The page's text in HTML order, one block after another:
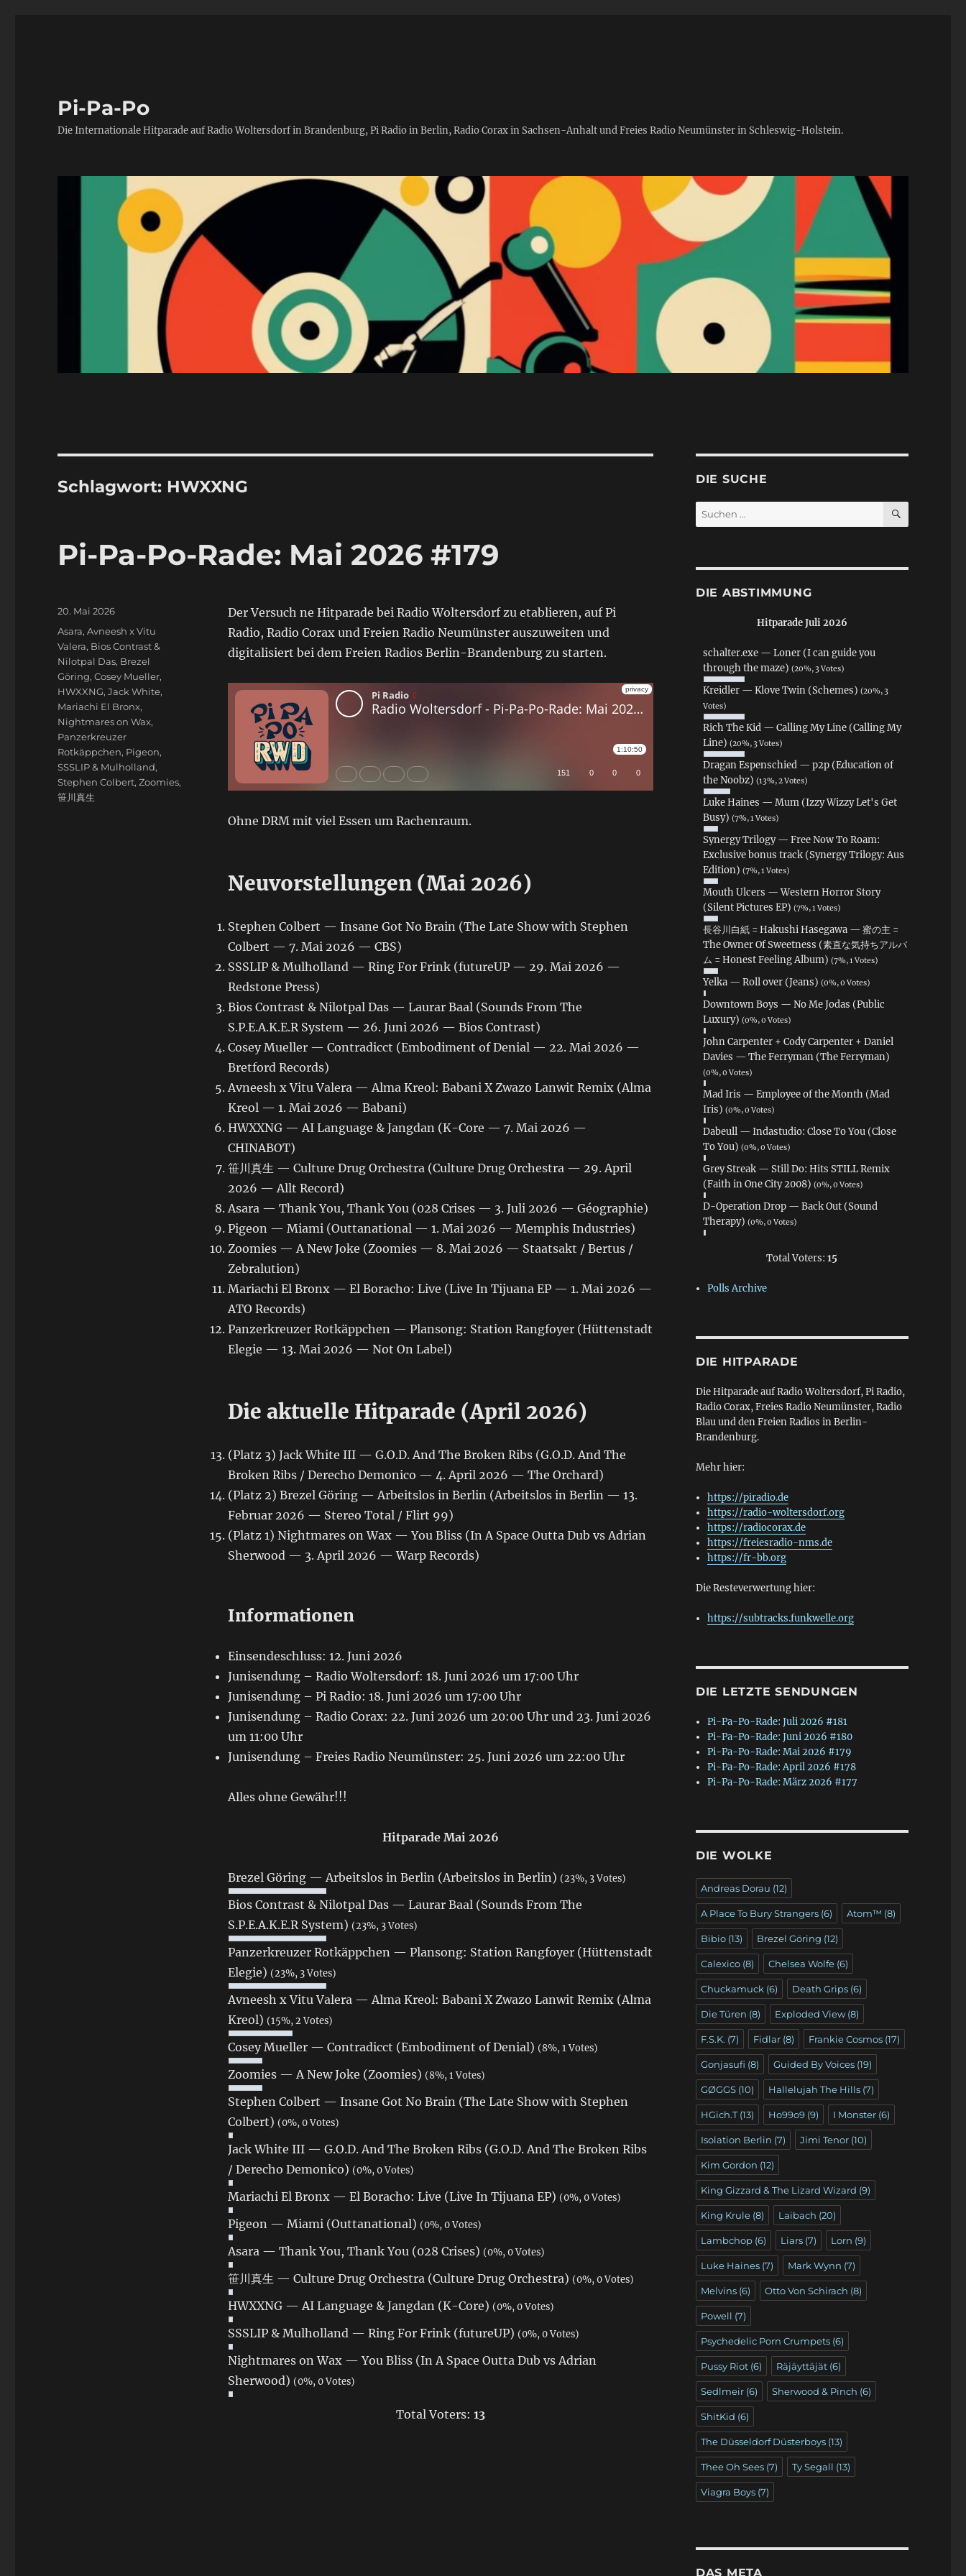
Pi-Pa-Po
Die Internationale Hitparade auf Radio Woltersdorf in Brandenburg, Pi Radio in Berlin, Radio Corax in Sachsen-Anhalt und Freies Radio Neumünster in Schleswig-Holstein.
Schlagwort: HWXXNG
Pi-Pa-Po-Rade: Mai 2026 #179
Der Versuch ne Hitparade bei Radio Woltersdorf zu etablieren, auf Pi
Radio, Radio Corax und Freien Radio Neumünster auszuweiten und
digitalisiert bei dem Freien Radios Berlin-Brandenburg zu starten.
Ohne DRM mit viel Essen um Rachenraum.
Neuvorstellungen (Mai 2026)
Stephen Colbert — Insane Got No Brain (The Late Show with Stephen
Colbert — 7. Mai 2026 — CBS)
SSSLIP & Mulholland — Ring For Frink (futureUP — 29. Mai 2026 —
Redstone Press)
Bios Contrast & Nilotpal Das — Laurar Baal (Sounds From The
S.P.E.A.K.E.R System — 26. Juni 2026 — Bios Contrast)
Cosey Mueller — Contradicct (Embodiment of Denial — 22. Mai 2026 —
Bretford Records)
Avneesh x Vitu Valera — Alma Kreol: Babani X Zwazo Lanwit Remix (Alma
Kreol — 1. Mai 2026 — Babani)
HWXXNG — AI Language & Jangdan (K-Core — 7. Mai 2026 —
CHINABOT)
笹川真生 — Culture Drug Orchestra (Culture Drug Orchestra — 29. April
2026 — Allt Record)
Asara — Thank You, Thank You (028 Crises — 3. Juli 2026 — Géographie)
Pigeon — Miami (Outtanational — 1. Mai 2026 — Memphis Industries)
Zoomies — A New Joke (Zoomies — 8. Mai 2026 — Staatsakt / Bertus /
Zebralution)
Mariachi El Bronx — El Boracho: Live (Live In Tijuana EP — 1. Mai 2026 —
ATO Records)
Panzerkreuzer Rotkäppchen — Plansong: Station Rangfoyer (Hüttenstadt
Elegie — 13. Mai 2026 — Not On Label)
Die aktuelle Hitparade (April 2026)
(Platz 3) Jack White III — G.O.D. And The Broken Ribs (G.O.D. And The
Broken Ribs / Derecho Demonico — 4. April 2026 — The Orchard)
(Platz 2) Brezel Göring — Arbeitslos in Berlin (Arbeitslos in Berlin — 13.
Februar 2026 — Stereo Total / Flirt 99)
(Platz 1) Nightmares on Wax — You Bliss (In A Space Outta Dub vs Adrian
Sherwood — 3. April 2026 — Warp Records)
Informationen
Einsendeschluss: 12. Juni 2026
Junisendung – Radio Woltersdorf: 18. Juni 2026 um 17:00 Uhr
Junisendung – Pi Radio: 18. Juni 2026 um 17:00 Uhr
Junisendung – Radio Corax: 22. Juni 2026 um 20:00 Uhr und 23. Juni 2026
um 11:00 Uhr
Junisendung – Freies Radio Neumünster: 25. Juni 2026 um 22:00 Uhr
Alles ohne Gewähr!!!
Hitparade Mai 2026
Brezel Göring — Arbeitslos in Berlin (Arbeitslos in Berlin) (23%, 3 Votes)
Bios Contrast & Nilotpal Das — Laurar Baal (Sounds From The
S.P.E.A.K.E.R System) (23%, 3 Votes)
Panzerkreuzer Rotkäppchen — Plansong: Station Rangfoyer (Hüttenstadt
Elegie) (23%, 3 Votes)
Avneesh x Vitu Valera — Alma Kreol: Babani X Zwazo Lanwit Remix (Alma
Kreol) (15%, 2 Votes)
Cosey Mueller — Contradicct (Embodiment of Denial) (8%, 1 Votes)
Zoomies — A New Joke (Zoomies) (8%, 1 Votes)
Stephen Colbert — Insane Got No Brain (The Late Show with Stephen
Colbert) (0%, 0 Votes)
Jack White III — G.O.D. And The Broken Ribs (G.O.D. And The Broken Ribs
/ Derecho Demonico) (0%, 0 Votes)
Mariachi El Bronx — El Boracho: Live (Live In Tijuana EP) (0%, 0 Votes)
Pigeon — Miami (Outtanational) (0%, 0 Votes)
Asara — Thank You, Thank You (028 Crises) (0%, 0 Votes)
笹川真生 — Culture Drug Orchestra (Culture Drug Orchestra) (0%, 0 Votes)
HWXXNG — AI Language & Jangdan (K-Core) (0%, 0 Votes)
SSSLIP & Mulholland — Ring For Frink (futureUP) (0%, 0 Votes)
Nightmares on Wax — You Bliss (In A Space Outta Dub vs Adrian
Sherwood) (0%, 0 Votes)
Total Voters: 13
Veröffentlicht
am
20. Mai 2026
Schlagwörter
Asara,Avneesh x Vitu
Valera, Bios Contrast &
Nilotpal Das, Brezel
Göring,Cosey Mueller,
HWXXNG,Jack White,
Mariachi El Bronx,
Nightmares on Wax,
Panzerkreuzer
Rotkäppchen, Pigeon,
SSSLIP & Mulholland,
Stephen Colbert,Zoomies,
笹川真生
DIE SUCHE
Suchen
nach:
SUCHEN
DIE ABSTIMMUNG
Hitparade Juli 2026
schalter.exe — Loner (I can guide you
through the maze) (20%, 3 Votes)
Kreidler — Klove Twin (Schemes) (20%, 3
Votes)
Rich The Kid — Calling My Line (Calling My
Line) (20%, 3 Votes)
Dragan Espenschied — p2p (Education of
the Noobz) (13%, 2 Votes)
Luke Haines — Mum (Izzy Wizzy Let's Get
Busy) (7%, 1 Votes)
Synergy Trilogy — Free Now To Roam:
Exclusive bonus track (Synergy Trilogy: Aus
Edition) (7%, 1 Votes)
Mouth Ulcers — Western Horror Story
(Silent Pictures EP) (7%, 1 Votes)
長谷川白紙 = Hakushi Hasegawa — 蜜の主 =
The Owner Of Sweetness (素直な気持ちアルバ
ム = Honest Feeling Album) (7%, 1 Votes)
Yelka — Roll over (Jeans) (0%, 0 Votes)
Downtown Boys — No Me Jodas (Public
Luxury) (0%, 0 Votes)
John Carpenter + Cody Carpenter + Daniel
Davies — The Ferryman (The Ferryman)
(0%, 0 Votes)
Mad Iris — Employee of the Month (Mad
Iris) (0%, 0 Votes)
Dabeull — Indastudio: Close To You (Close
To You) (0%, 0 Votes)
Grey Streak — Still Do: Hits STILL Remix
(Faith in One City 2008) (0%, 0 Votes)
D-Operation Drop — Back Out (Sound
Therapy) (0%, 0 Votes)
Total Voters:15
Polls Archive
DIE HITPARADE
Die Hitparade auf Radio Woltersdorf, Pi Radio,
Radio Corax, Freies Radio Neumünster, Radio
Blau und den Freien Radios in Berlin-
Brandenburg.
Mehr hier:
https://piradio.de
https://radio-woltersdorf.org
https://radiocorax.de
https://freiesradio-nms.de
https://fr-bb.org
Die Resteverwertung hier:
https://subtracks.funkwelle.org
DIE LETZTE SENDUNGEN
Pi-Pa-Po-Rade: Juli 2026 #181
Pi-Pa-Po-Rade: Juni 2026 #180
Pi-Pa-Po-Rade: Mai 2026 #179
Pi-Pa-Po-Rade: April 2026 #178
Pi-Pa-Po-Rade: März 2026 #177
DIE WOLKE
Andreas Dorau (12)
A Place To Bury Strangers(6) Atom™ (8)
Bibio(13) Brezel Göring (12)
Calexico(8) Chelsea Wolfe(6)
Chuckamuck (6) Death Grips(6)
Die Türen (8) Exploded View(8)
F.S.K. (7) Fidlar(8) Frankie Cosmos(17)
Gonjasufi (8) Guided By Voices(19)
GØGGS(10) Hallelujah The Hills(7)
HGich.T(13) Ho99o9(9) I Monster(6)
Isolation Berlin (7) Jimi Tenor(10)
Kim Gordon (12)
King Gizzard & The Lizard Wizard (9)
King Krule(8) Laibach (20)
Lambchop(6) Liars(7) Lorn (9)
Luke Haines(7) Mark Wynn (7)
Melvins(6) Otto Von Schirach (8)
Powell (7)
Psychedelic Porn Crumpets(6)
Pussy Riot(6) Räjäyttäjät(6)
Sedlmeir(6) Sherwood & Pinch (6)
ShitKid (6)
The Düsseldorf Düsterboys(13)
Thee Oh Sees(7) Ty Segall (13)
Viagra Boys(7)
DAS META